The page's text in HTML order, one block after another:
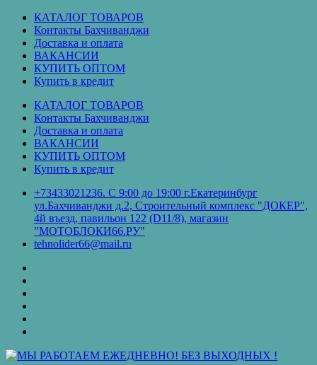
Перейти
содержимому
КАТАЛОГ ТОВАРОВ
Контакты Бахчиванджи
Доставка и оплата
ВАКАНСИИ
КУПИТЬ ОПТОМ
Купить в кредит
КАТАЛОГ ТОВАРОВ
Контакты Бахчиванджи
Доставка и оплата
ВАКАНСИИ
КУПИТЬ ОПТОМ
Купить в кредит
+73433021236. С 9:00 до 19:00 г.Екатеринбург
ул.Бахчиванджи д.2, Строительный комплекс "ДОКЕР",
4й въезд, павильон 122 (D11/8), магазин
"МОТОБЛОКИ66.РУ"
tehnolider66@mail.ru
кредит